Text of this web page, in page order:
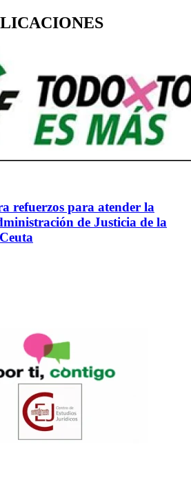
refuerzos para atender la
de Justicia de la